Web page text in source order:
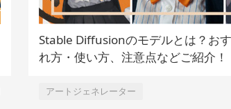
Stable Diffusionのモデルとは？お
れ方・使い方、注意点などご紹介！
アートジェネレーター